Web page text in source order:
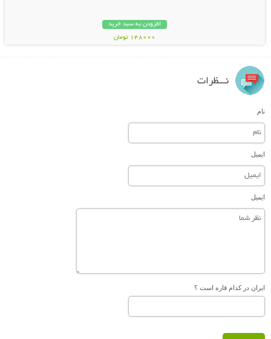
افزودن به سبد خرید
148000 تومان
نـــظرات
نام
ایمیل
ایمیل
ایران در کدام قاره است ؟